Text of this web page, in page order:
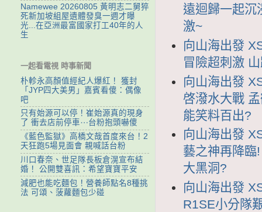
遠迴歸一起沉
激~
向山海出發
冒險超刺激
向山海出發
啓潑水大戰
能笑料百出?
向山海出發
藝之神再降臨
大黑洞?
向山海出發
R1SE小分隊
Namewee 20260805 黃明志二舅猝
死新加坡組屋遺體發臭一週才曝
光...在亞洲最富國家打工40年的人
生
一起看電視 時事新聞
朴軫永高顏值經紀人爆紅！ 獲封
「JYP四大美男」嘉賓看傻：偶像
吧
只有始源可以停！崔始源真的現身
了 衝去店前停車⋯台粉抱頭嚇傻
《藍色監獄》高橋文哉首度來台！2
天狂跑5場見面會 親喊話台粉
川口春奈、世足隊長板倉滉宣布結
婚！ 公開雙喜訊：希望寶寶平安
減肥也能吃麵包！營養師點名8種挑
法 可頌、菠蘿麵包少碰